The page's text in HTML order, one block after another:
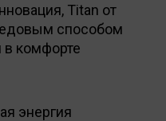
Titan от
способом
в комфорте
энергия